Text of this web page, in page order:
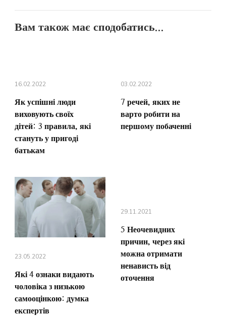
Вам також має сподобатись...
16.02.2022
Як успішні люди
виховують своїх
дітей: 3 правила, які
стануть у пригоді
батькам
03.02.2022
7 речей, яких не
варто робити на
першому побаченні
23.05.2022
Які 4 ознаки видають
чоловіка з низькою
самооцінкою: думка
експертів
29.11.2021
5 Неочевидних
причин, через які
можна отримати
ненависть від
оточення